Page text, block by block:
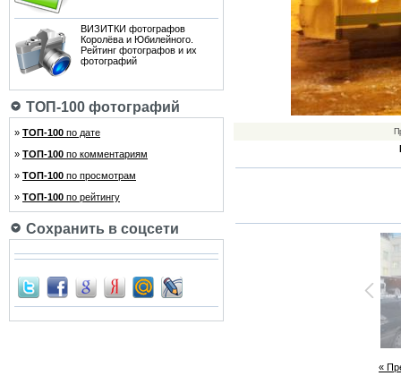
ВИЗИТКИ фотографов
Королёва и Юбилейного.
Рейтинг фотографов и их
фотографий
ТОП-100 фотографий
» ТОП-100 по дате
» ТОП-100 по комментариям
» ТОП-100 по просмотрам
» ТОП-100 по рейтингу
Сохранить в соцсети
«